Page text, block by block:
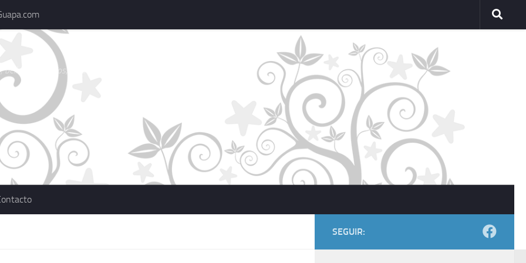
belleza, consejos, actualidad, marcas
SEGUIR: